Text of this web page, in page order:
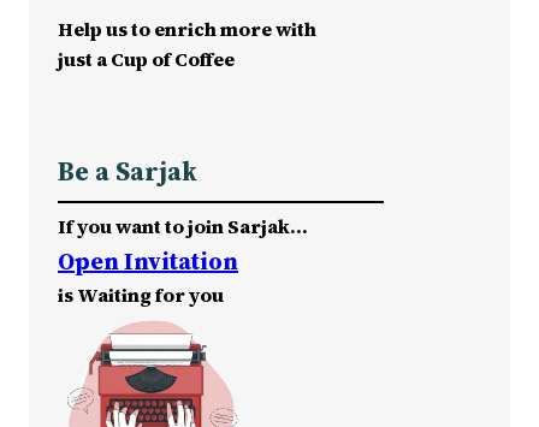
Help us to enrich more with
just a Cup of Coffee
Be a Sarjak
If you want to join Sarjak…
Open Invitation
is Waiting for you